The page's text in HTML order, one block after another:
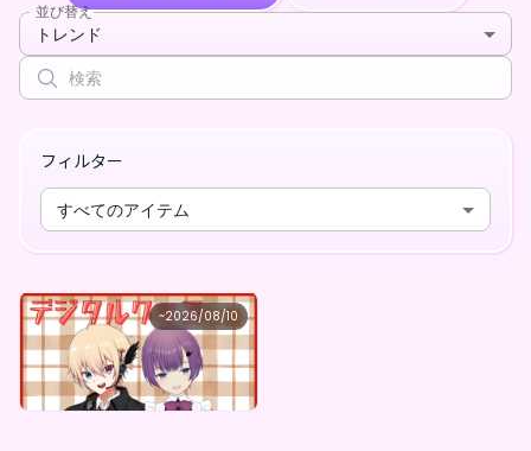
並び替え
トレンド
フィルター
すべてのアイテム
~2026/08/10
れみくん
Comet★Candy ×Vガスト開店！
最低価格
¥1,100 購入はこちら